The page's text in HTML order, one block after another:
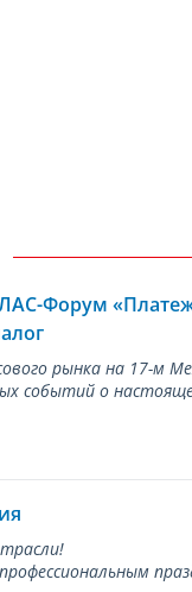
Форум
рынка на 17-
событий о